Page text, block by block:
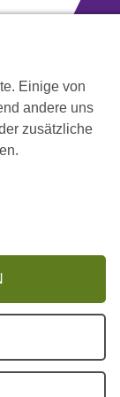
Einige von
andere uns
zusätzliche